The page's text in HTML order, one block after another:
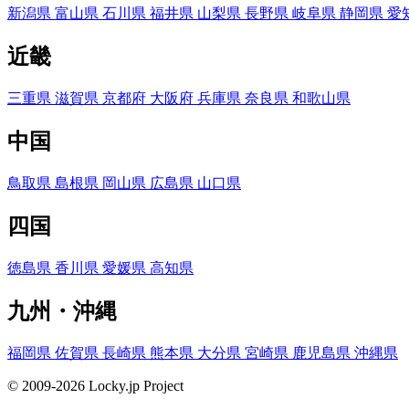
新潟県 富山県 石川県 福井県 山梨県 長野県 岐阜県 静岡県 愛
近畿
三重県 滋賀県 京都府 大阪府 兵庫県 奈良県 和歌山県
中国
鳥取県 島根県 岡山県 広島県 山口県
四国
徳島県 香川県 愛媛県 高知県
九州・沖縄
福岡県 佐賀県 長崎県 熊本県 大分県 宮崎県 鹿児島県 沖縄県
© 2009-2026 Locky.jp Project